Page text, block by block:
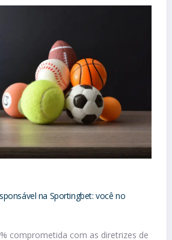
na Sportingbet: você no
comprometida com as diretrizes de